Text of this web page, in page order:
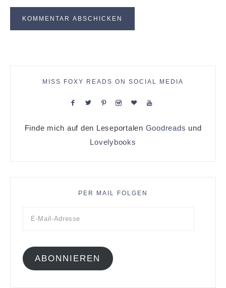
MISS FOXY READS ON SOCIAL MEDIA
Finde mich auf den Leseportalen Goodreads und
Lovelybooks
PER MAIL FOLGEN
ABONNIEREN